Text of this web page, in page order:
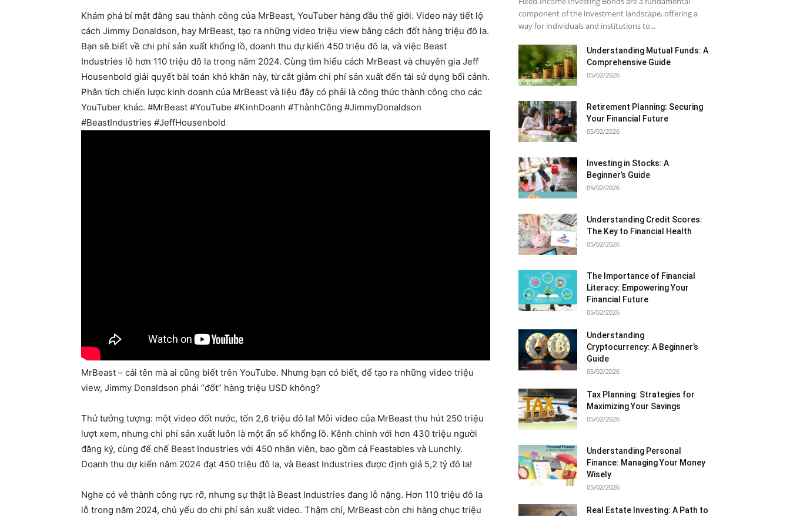
Khám phá bí mật đằng sau thành công của MrBeast, YouTuber hàng đầu thế giới. Video này tiết lộ
cách Jimmy Donaldson, hay MrBeast, tạo ra những video triệu view bằng cách đốt hàng triệu đô la.
Bạn sẽ biết về chi phí sản xuất khổng lồ, doanh thu dự kiến 450 triệu đô la, và việc Beast
Industries lỗ hơn 110 triệu đô la trong năm 2024. Cùng tìm hiểu cách MrBeast và chuyên gia Jeff
Housenbold giải quyết bài toán khó khăn này, từ cắt giảm chi phí sản xuất đến tái sử dụng bối cảnh.
Phân tích chiến lược kinh doanh của MrBeast và liệu đây có phải là công thức thành công cho các
YouTuber khác. #MrBeast #YouTube #KinhDoanh #ThànhCông #JimmyDonaldson
#BeastIndustries #JeffHousenbold
MrBeast – cái tên mà ai cũng biết trên YouTube. Nhưng bạn có biết, để tạo ra những video triệu
view, Jimmy Donaldson phải “đốt” hàng triệu USD không?
Thử tưởng tượng: một video đốt nước, tốn 2,6 triệu đô la! Mỗi video của MrBeast thu hút 250 triệu
lượt xem, nhưng chi phí sản xuất luôn là một ẩn số khổng lồ. Kênh chính với hơn 430 triệu người
đăng ký, cùng đế chế Beast Industries với 450 nhân viên, bao gồm cả Feastables và Lunchly.
Doanh thu dự kiến năm 2024 đạt 450 triệu đô la, và Beast Industries được định giá 5,2 tỷ đô la!
Nghe có vẻ thành công rực rỡ, nhưng sự thật là Beast Industries đang lỗ nặng. Hơn 110 triệu đô la
lỗ trong năm 2024, chủ yếu do chi phí sản xuất video. Thậm chí, MrBeast còn chi hàng chục triệu
component of the investment landscape, offering a
way for individuals and institutions to...
Understanding Mutual Funds: A
Comprehensive Guide
05/02/2026
Retirement Planning: Securing
Your Financial Future
05/02/2026
Investing in Stocks: A
Beginner’s Guide
05/02/2026
Understanding Credit Scores:
The Key to Financial Health
05/02/2026
The Importance of Financial
Literacy: Empowering Your
Financial Future
05/02/2026
Understanding
Cryptocurrency: A Beginner’s
Guide
05/02/2026
Tax Planning: Strategies for
Maximizing Your Savings
05/02/2026
Understanding Personal
Finance: Managing Your Money
Wisely
05/02/2026
Real Estate Investing: A Path to